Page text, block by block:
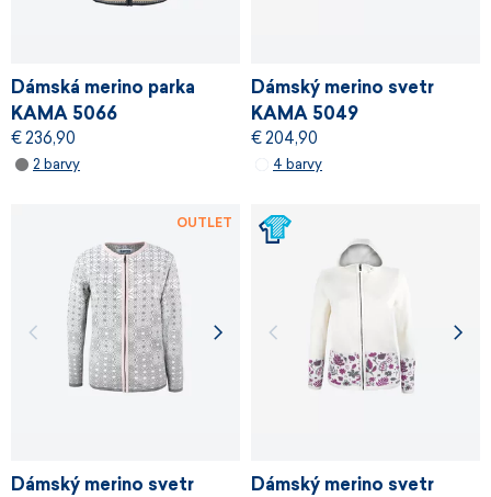
Dámská merino parka
KAMA 5066
€ 236,90
2 barvy
Dámský merino svetr
KAMA 5049
€ 204,90
4 barvy
Dámský merino svetr
OUTLET
Dámský merino svetr